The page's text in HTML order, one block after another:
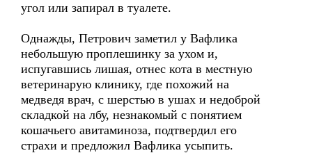
угол или запирал в туалете.
Однажды, Петрович заметил у Вафлика
небольшую проплешинку за ухом и,
испугавшись лишая, отнес кота в местную
ветеринарую клинику, где похожий на
медведя врач, с шерстью в ушах и недоброй
складкой на лбу, незнакомый с понятием
кошачьего авитаминоза, подтвердил его
страхи и предложил Вафлика усыпить.